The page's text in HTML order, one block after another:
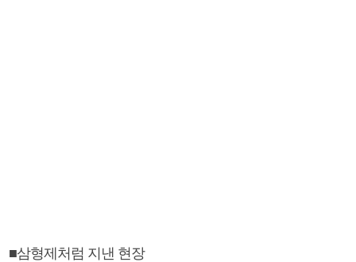
■삼형제처럼 지낸 현장